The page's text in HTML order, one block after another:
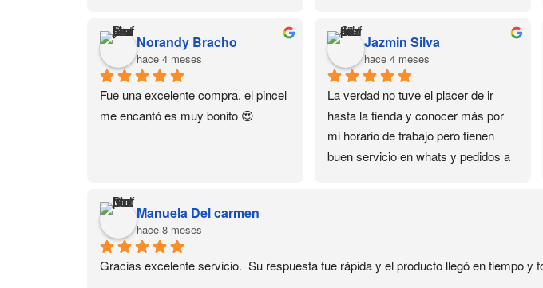
eso de lado, tienen de todo en
productos para uñas y sus cursos
también son buenos.
Norandy Bracho
hace 4 meses
Fue una excelente compra, el pincel
me encantó es muy bonito 😍
Jazmin Silva
hace 4 meses
La verdad no tuve el placer de ir
hasta la tienda y conocer más por
mi horario de trabajo pero tienen
buen servicio en whats y pedidos a
Manuela Del carmen
hace 8 meses
Gracias excelente servicio.  Su respuesta fue rápida y el producto llegó en tiempo